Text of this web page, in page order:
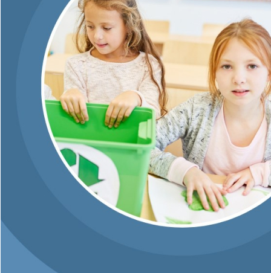
O tym porozmawiamy już 2 lipca 2026 r. w Kielcach.
Wojewódzki Fundusz Ochrony Środowiska i Gospodarki
Wodnej w Kielcach oraz Świętokrzyski Urząd Wojewódzki
zapraszają na spotkanie, podczas którego omówione zostaną
najważniejsze kierunki współpracy z samorządami, dostępne
programy wsparcia oraz planowane zmiany w programie
„Czyste Powietrze”.
W programie wydarzenia m.in.:
planowane zmiany w programie „Czyste Powietrze”,
zasady współpracy gmin z WFOŚiGW w Kielcach,
wsparcie operatorów programu,
aktualna oferta programów wsparcia w zakresie
podpisanie umów na obsługę Gminnych Punktów
Konsultacyjno-Informacyjnych,